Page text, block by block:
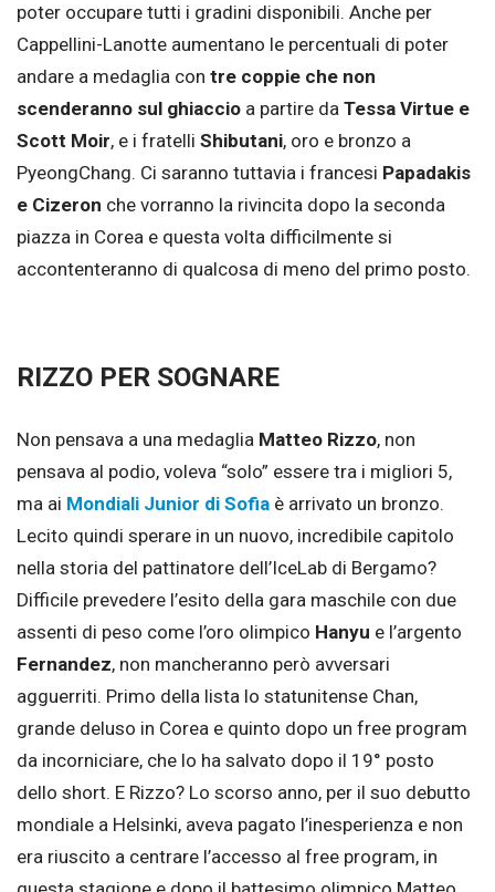
poter occupare tutti i gradini disponibili. Anche per
Cappellini-Lanotte aumentano le percentuali di poter
andare a medaglia con tre coppie che non
scenderanno sul ghiaccio a partire da Tessa Virtue e
Scott Moir, e i fratelli Shibutani, oro e bronzo a
PyeongChang. Ci saranno tuttavia i francesi Papadakis
e Cizeron che vorranno la rivincita dopo la seconda
piazza in Corea e questa volta difficilmente si
accontenteranno di qualcosa di meno del primo posto.
RIZZO PER SOGNARE
Non pensava a una medaglia Matteo Rizzo, non
pensava al podio, voleva “solo” essere tra i migliori 5,
ma ai Mondiali Junior di Sofia è arrivato un bronzo.
Lecito quindi sperare in un nuovo, incredibile capitolo
nella storia del pattinatore dell’IceLab di Bergamo?
Difficile prevedere l’esito della gara maschile con due
assenti di peso come l’oro olimpico Hanyu e l’argento
Fernandez, non mancheranno però avversari
agguerriti. Primo della lista lo statunitense Chan,
grande deluso in Corea e quinto dopo un free program
da incorniciare, che lo ha salvato dopo il 19° posto
dello short. E Rizzo? Lo scorso anno, per il suo debutto
mondiale a Helsinki, aveva pagato l’inesperienza e non
era riuscito a centrare l’accesso al free program, in